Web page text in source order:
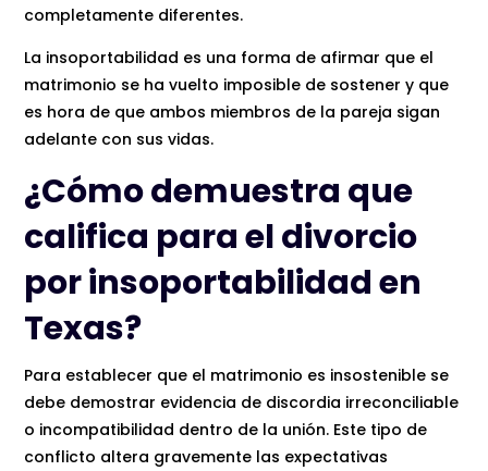
completamente diferentes.
La insoportabilidad es una forma de afirmar que el
matrimonio se ha vuelto imposible de sostener y que
es hora de que ambos miembros de la pareja sigan
adelante con sus vidas.
¿Cómo demuestra que
califica para el divorcio
por insoportabilidad en
Texas?
Para establecer que el matrimonio es insostenible se
debe demostrar evidencia de discordia irreconciliable
o incompatibilidad dentro de la unión. Este tipo de
conflicto altera gravemente las expectativas